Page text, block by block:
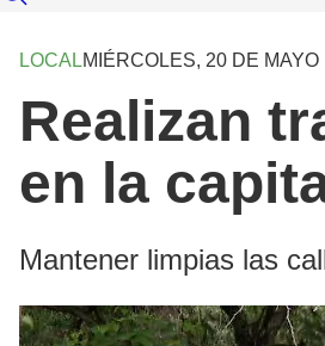
LOCALMIÉRCOLES, 20 DE
Realizan
en la
Mantener limpias las